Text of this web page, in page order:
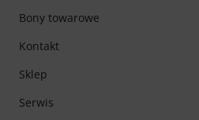
Bony towarowe
Kontakt
Sklep
Serwis